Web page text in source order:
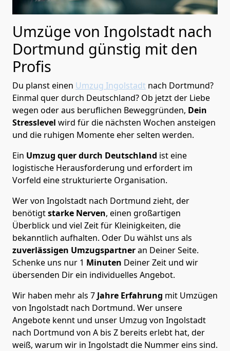
Umzüge von Ingolstadt nach
Dortmund günstig mit den
Profis
Du planst einen Umzug Ingolstadt nach Dortmund?
Einmal quer durch Deutschland? Ob jetzt der Liebe
wegen oder aus beruflichen Beweggründen, Dein
Stresslevel wird für die nächsten Wochen ansteigen
und die ruhigen Momente eher selten werden.
Ein Umzug quer durch Deutschland ist eine
logistische Herausforderung und erfordert im
Vorfeld eine strukturierte Organisation.
Wer von Ingolstadt nach Dortmund zieht, der
benötigtstarke Nerven, einen großartigen
Überblick und viel Zeit für Kleinigkeiten, die
bekanntlich aufhalten. Oder Du wählst uns als
zuverlässigen Umzugspartneran Deiner Seite.
Schenke uns nur 1 Minuten Deiner Zeit und wir
übersenden Dir ein individuelles Angebot.
Wir haben mehr als 7 Jahre Erfahrung mit Umzügen
von Ingolstadt nach Dortmund. Wer unsere
Angebote kennt und unser Umzug von Ingolstadt
nach Dortmund von A bis Z bereits erlebt hat, der
weiß, warum wir in Ingolstadt die Nummer eins sind.